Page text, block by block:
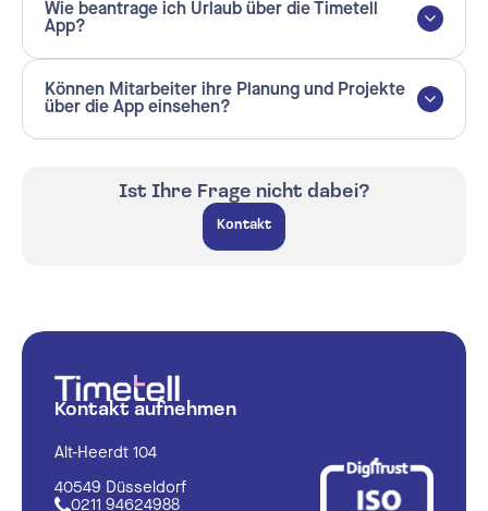
Wie beantrage ich Urlaub über die Timetell
App?
Können Mitarbeiter ihre Planung und Projekte
über die App einsehen?
Ist Ihre Frage nicht dabei?
Kontakt
Kontakt aufnehmen
Alt-Heerdt 104
40549 Düsseldorf
0211 94624988